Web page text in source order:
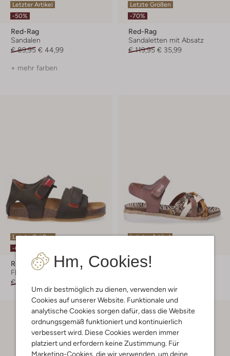
Hm, Cookies!
Um dir bestmöglich zu dienen, verwenden wir
Cookies auf unserer Website. Funktionale und
analytische Cookies sorgen dafür, dass die Website
ordnungsgemäß funktioniert und kontinuierlich
verbessert wird. Diese Cookies werden immer
platziert und erfordern keine Zustimmung. Für
Marketing-Cookies, die wir verwenden, um deine
Letzter Artikel
-50%
Red-Rag
Sandalen
€ 89,95 € 44,99
+ mehr farben
Letzte Größen
-70%
Red-Rag
Sandaletten mit Absatz
€ 119,95 € 35,99
Letzte Größen
-60%
Red-Rag
Flache Sandalen
€ 59,95
Letzter Artikel
Red-Rag